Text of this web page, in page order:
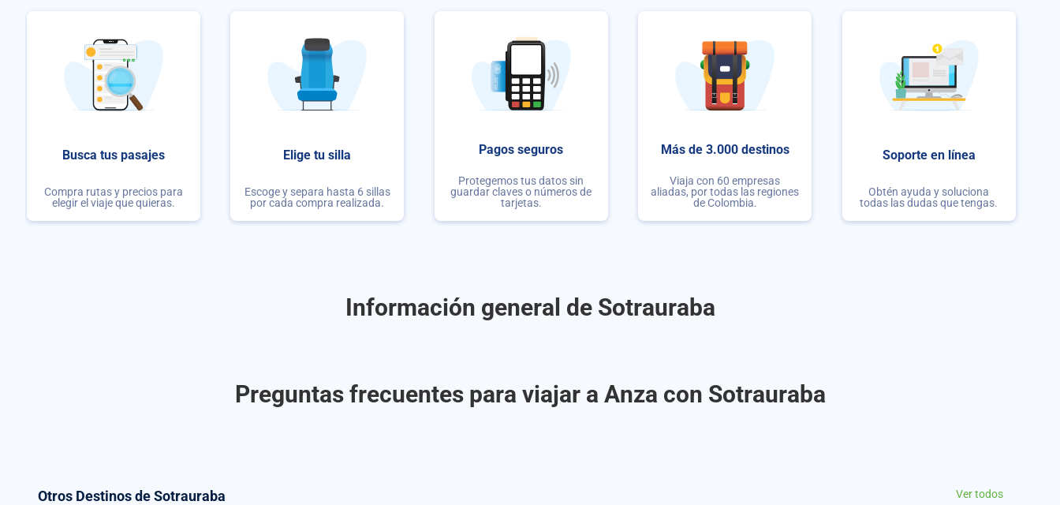
Busca tus pasajes
Compra rutas y precios para
elegir el viaje que quieras.
Elige tu silla
Escoge y separa hasta 6 sillas
por cada compra realizada.
Pagos seguros
Protegemos tus datos sin
guardar claves o números de
tarjetas.
Más de 3.000 destinos
Viaja con 60 empresas
aliadas, por todas las regiones
de Colombia.
Soporte en línea
Obtén ayuda y soluciona
todas las dudas que tengas.
Información general de Sotrauraba
Preguntas frecuentes para viajar a Anza con Sotrauraba
Otros Destinos de Sotrauraba Ver todos